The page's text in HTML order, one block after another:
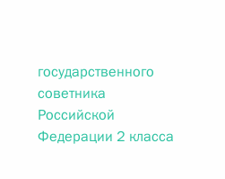
государственного
советника
Российской
Федерации 2 класса